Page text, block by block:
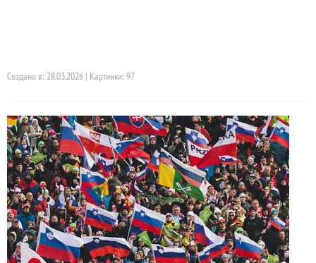
Создано в: 28.03.2026 | Картинки: 97